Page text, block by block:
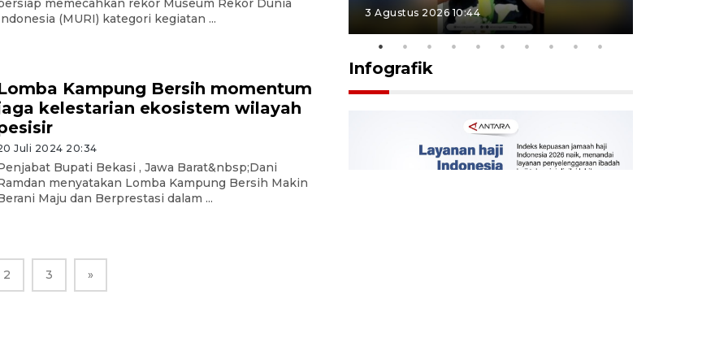
memecahkan rekor Museum Rekor Dunia
(MURI) kategori kegiatan ...
Kampung Bersih momentum
kelestarian ekosistem wilayah
Juli 2024 20:34
Bupati Bekasi , Jawa Barat&nbsp;Dani
menyatakan Lomba Kampung Bersih Makin
Maju dan Berprestasi dalam ...
2 3 »
1 Juni 2026 05:47 3 Agustus 2026 10:44
Infografik